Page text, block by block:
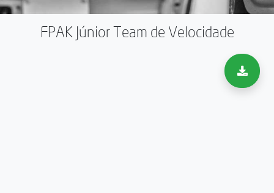
FPAK Júnior Team de Velocidade